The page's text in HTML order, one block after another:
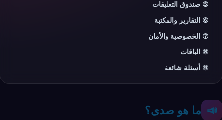
⑤ صندوق التعليقات
⑥ التقارير والمكتبة
⑦ الخصوصية والأمان
⑧ الباقات
⑨ أسئلة شائعة
📣 ما هو صدى؟